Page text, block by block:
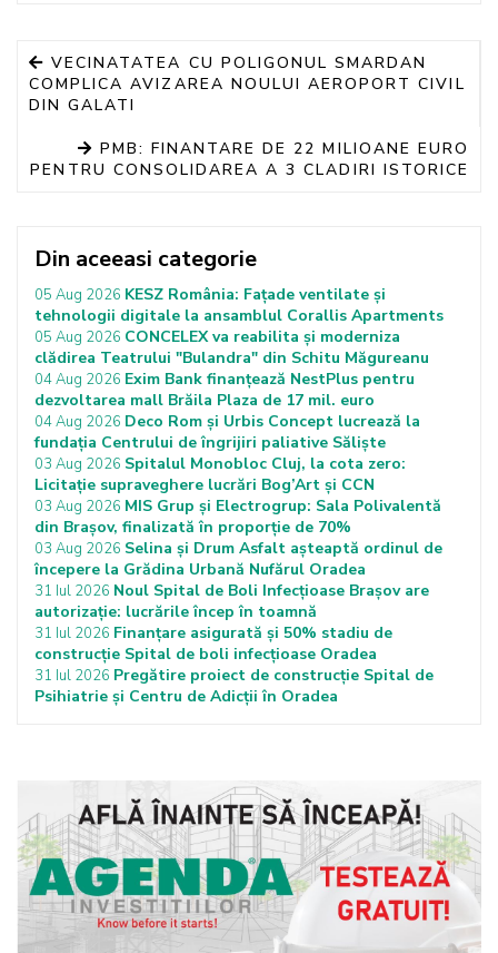
VECINATATEA CU POLIGONUL SMARDAN
COMPLICA AVIZAREA NOULUI AEROPORT CIVIL
DIN GALATI
PMB: FINANTARE DE 22 MILIOANE EURO
PENTRU CONSOLIDAREA A 3 CLADIRI ISTORICE
Din aceeasi categorie
05 Aug 2026 KESZ România: Fațade ventilate și
tehnologii digitale la ansamblul Corallis Apartments
05 Aug 2026 CONCELEX va reabilita și moderniza
clădirea Teatrului "Bulandra" din Schitu Măgureanu
04 Aug 2026 Exim Bank finanțează NestPlus pentru
dezvoltarea mall Brăila Plaza de 17 mil. euro
04 Aug 2026 Deco Rom și Urbis Concept lucrează la
fundația Centrului de îngrijiri paliative Săliște
03 Aug 2026 Spitalul Monobloc Cluj, la cota zero:
Licitație supraveghere lucrări Bog’Art și CCN
03 Aug 2026 MIS Grup și Electrogrup: Sala Polivalentă
din Brașov, finalizată în proporție de 70%
03 Aug 2026 Selina și Drum Asfalt așteaptă ordinul de
începere la Grădina Urbană Nufărul Oradea
31 Iul 2026 Noul Spital de Boli Infecțioase Brașov are
autorizație: lucrările încep în toamnă
31 Iul 2026 Finanțare asigurată și 50% stadiu de
construcție Spital de boli infecțioase Oradea
31 Iul 2026 Pregătire proiect de construcție Spital de
Psihiatrie și Centru de Adicții în Oradea